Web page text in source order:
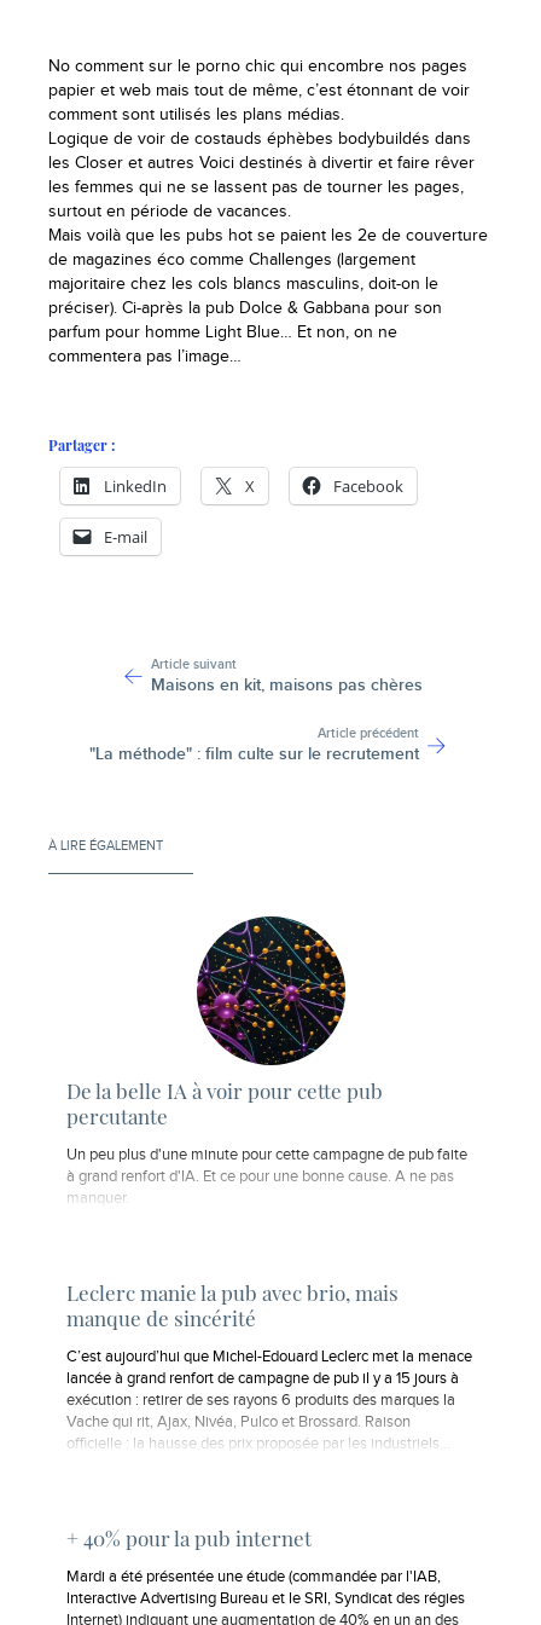
No comment sur le porno chic qui encombre nos pages
papier et web mais tout de même, c’est étonnant de voir
comment sont utilisés les plans médias.
Logique de voir de costauds éphèbes bodybuildés dans
les Closer et autres Voici destinés à divertir et faire rêver
les femmes qui ne se lassent pas de tourner les pages,
surtout en période de vacances.
Mais voilà que les pubs hot se paient les 2e de couverture
de magazines éco comme Challenges (largement
majoritaire chez les cols blancs masculins, doit-on le
préciser). Ci-après la pub Dolce & Gabbana pour son
parfum pour homme Light Blue… Et non, on ne
commentera pas l’image…
Partager :
LinkedIn X Facebook
E-mail
Article suivant
Maisons en kit, maisons pas chères
Article précédent
"La méthode" : film culte sur le recrutement
À LIRE ÉGALEMENT
De la belle IA à voir pour cette pub
percutante
Un peu plus d'une minute pour cette campagne de pub faite
à grand renfort d'IA. Et ce pour une bonne cause. A ne pas
manquer.
Leclerc manie la pub avec brio, mais
manque de sincérité
C’est aujourd’hui que Michel-Edouard Leclerc met la menace
lancée à grand renfort de campagne de pub il y a 15 jours à
exécution : retirer de ses rayons 6 produits des marques la
Vache qui rit, Ajax, Nivéa, Pulco et Brossard. Raison
officielle : la hausse des prix proposée par les industriels…
+ 40% pour la pub internet
Mardi a été présentée une étude (commandée par l'IAB,
lnteractive Advertising Bureau et le SRI, Syndicat des régies
Internet) indiquant une augmentation de 40% en un an des